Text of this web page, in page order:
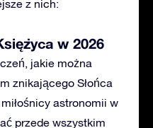
z nich:
w 2026
jakie można
znikającego Słońca
astronomii w
przede wszystkim